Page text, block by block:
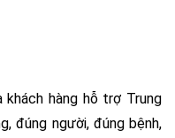
hàng hỗ trợ Trung
đúng người, đúng bệnh,